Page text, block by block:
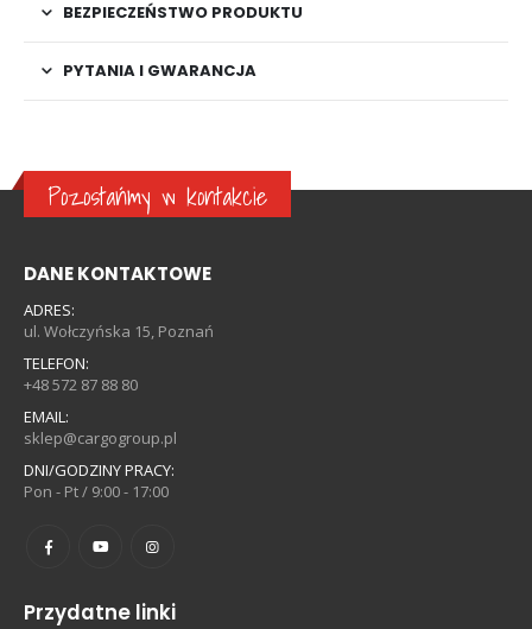
BEZPIECZEŃSTWO PRODUKTU
PYTANIA I GWARANCJA
Pozostańmy w kontakcie
DANE KONTAKTOWE
ADRES:
ul. Wołczyńska 15, Poznań
TELEFON:
+48 572 87 88 80
EMAIL:
sklep@cargogroup.pl
DNI/GODZINY PRACY:
Pon - Pt / 9:00 - 17:00
Przydatne linki